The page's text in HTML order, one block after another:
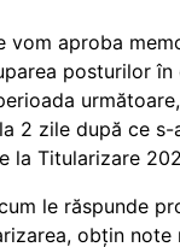
vom aproba
posturilor în
2 zile după ce s-
la Titularizare
le răspunde
obțin note